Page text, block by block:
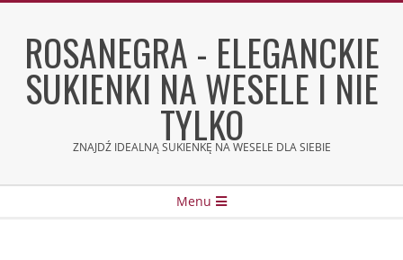
contentROSANEGRA - ELEGANCKIE
SUKIENKI NA WESELE I NIE
TYLKO
ZNAJDŹ IDEALNĄ SUKIENKĘ NA WESELE DLA SIEBIE
Menu